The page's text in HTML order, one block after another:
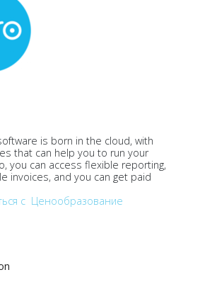
is born in the cloud, with
that can help you to run your
you can access flexible reporting,
invoices, and you can get paid
с Ценообразование